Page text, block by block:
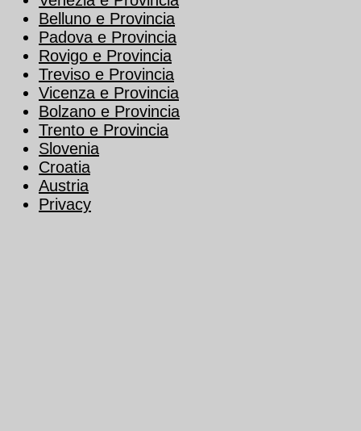
Belluno e Provincia
Padova e Provincia
Rovigo e Provincia
Treviso e Provincia
Vicenza e Provincia
Bolzano e Provincia
Trento e Provincia
Slovenia
Croatia
Austria
Privacy